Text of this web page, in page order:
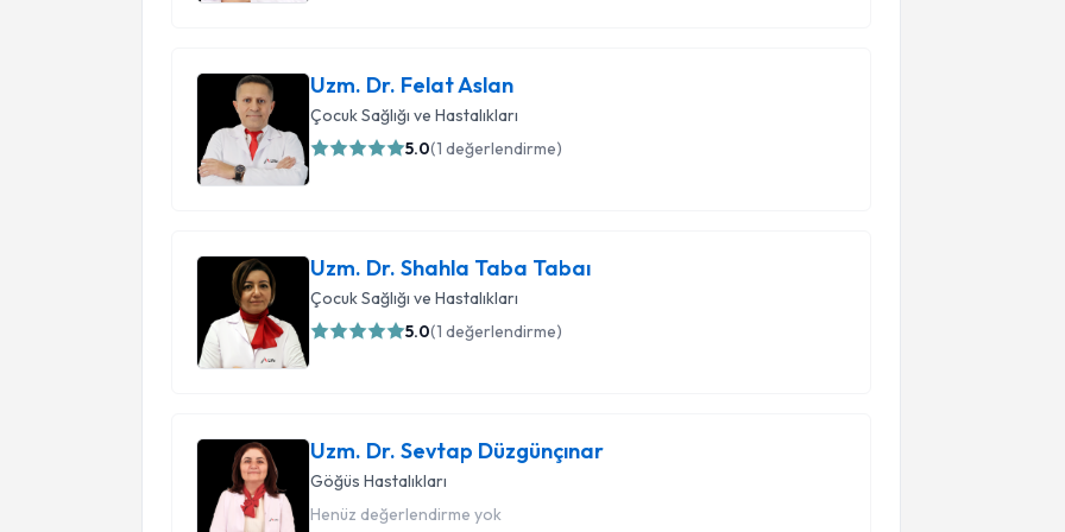
güvenebilirsiniz.
Uzm. Dr. Felat Aslan
Çocuk Sağlığı ve Hastalıkları
5.0(1 değerlendirme)
Uzm. Dr. Shahla Taba Tabaı
Çocuk Sağlığı ve Hastalıkları
5.0(1 değerlendirme)
Uzm. Dr. Sevtap Düzgünçınar
Göğüs Hastalıkları
Henüz değerlendirme yok